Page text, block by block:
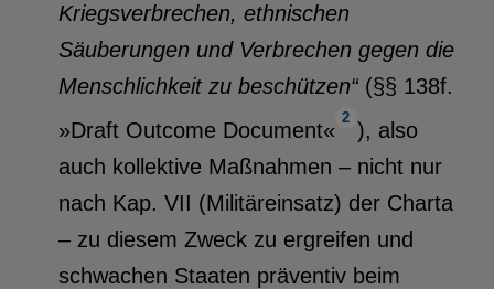
Kriegsverbrechen, ethnischen
Säuberungen und Verbrechen gegen die
Menschlichkeit zu beschützen“(§§ 138f.
»Draft Outcome Document«
2
), also
auch kollektive Maßnahmen – nicht nur
nach Kap. VII (Militäreinsatz) der Charta
– zu diesem Zweck zu ergreifen und
schwachen Staaten präventiv beim